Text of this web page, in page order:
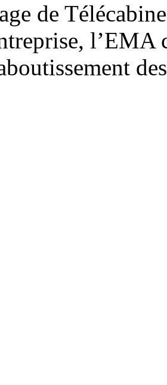
de
l’EMA